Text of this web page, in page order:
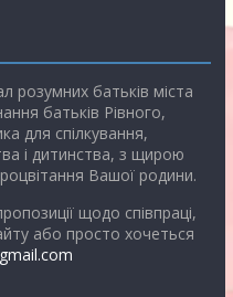
розумних батьків міста
батьків Рівного,
для спілкування,
і дитинства, з щирою
Вашої родини.
щодо співпраці,
або просто хочеться